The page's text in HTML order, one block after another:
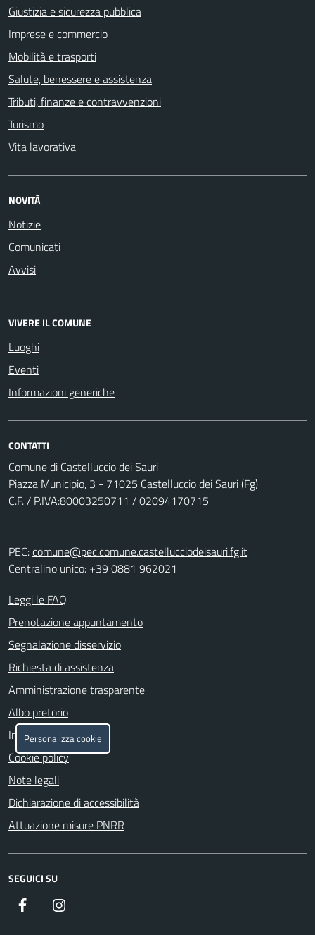
Giustizia e sicurezza pubblica
Imprese e commercio
Mobilità e trasporti
Salute, benessere e assistenza
Tributi, finanze e contravvenzioni
Turismo
Vita lavorativa
NOVITÀ
Notizie
Comunicati
Avvisi
VIVERE IL COMUNE
Luoghi
Eventi
Informazioni generiche
CONTATTI
Comune di Castelluccio dei Sauri
Piazza Municipio, 3 - 71025 Castelluccio dei Sauri (Fg)
C.F. / P.IVA:80003250711 / 02094170715
PEC:comune@pec.comune.castellucciodeisauri.fg.it
Centralino unico: +39 0881 962021
Leggi le FAQ
Prenotazione appuntamento
Segnalazione disservizio
Richiesta di assistenza
Amministrazione trasparente
Albo pretorio
Informativa privacy
Cookie policy
Note legali
Dichiarazione di accessibilità
Attuazione misure PNRR
SEGUICI SU
Facebook
Personalizza cookie